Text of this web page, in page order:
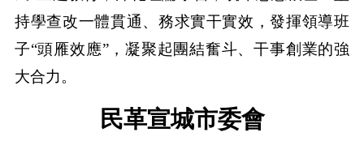
持學查改一體貫通、務求實干實效，發揮領導班
子“頭雁效應”，凝聚起團結奮斗、干事創業的強
大合力。
民革宣城市委會